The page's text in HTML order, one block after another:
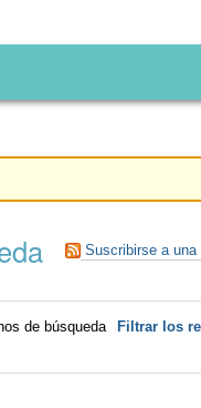
Suscribirse a
de búsqueda Filtrar los